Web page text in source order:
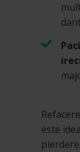
este